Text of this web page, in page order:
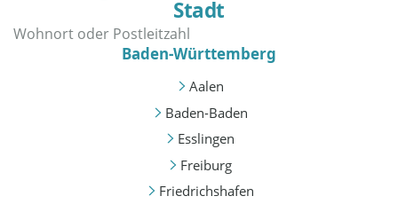
Stadt
Baden-Württemberg
Aalen
Baden-Baden
Esslingen
Freiburg
Friedrichshafen